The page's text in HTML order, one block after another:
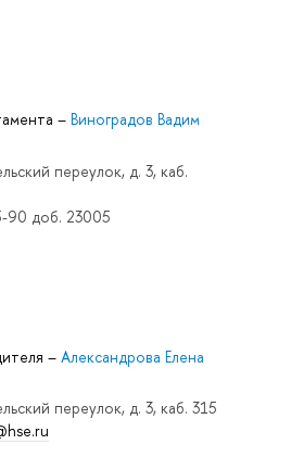
– Виноградов Вадим
переулок, д. 3, каб.
90 доб. 23005
– Александрова Елена
переулок, д. 3, каб. 315